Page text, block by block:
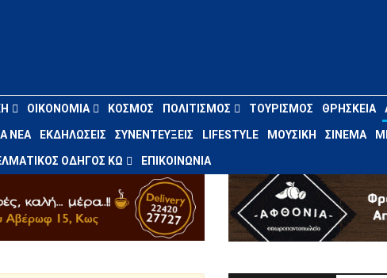
ΟΙΚΟΝΟΜΊΑ ΚΌΣΜΟΣ ΠΟΛΙΤΙΣΜΌΣ ΤΟΥΡΙΣΜΌΣ ΘΡΗΣΚΕΊΑ
ΝΈΑ ΕΚΔΗΛΏΣΕΙΣ ΣΥΝΕΝΤΕΎΞΕΙΣ LIFESTYLE ΜΟΥΣΙΚΉ ΣΙΝΕΜΆ
ΟΔΗΓΌΣ ΚΩ ΕΠΙΚΟΙΝΩΝΊΑ